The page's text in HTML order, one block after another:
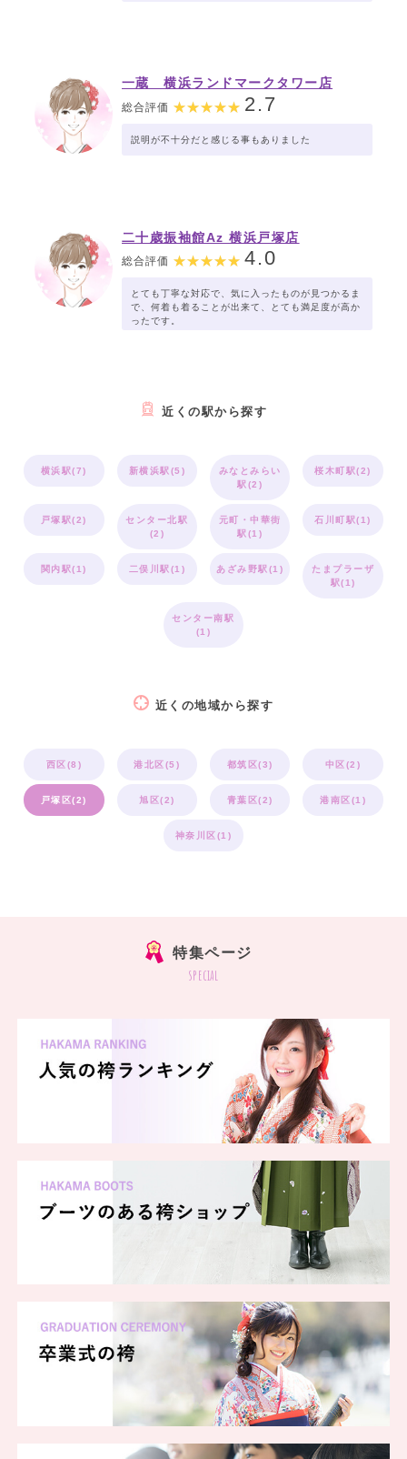
一蔵 横浜ランドマークタワー店
総合評価 2.7
説明が不十分だと感じる事もありました
二十歳振袖館Az 横浜戸塚店
総合評価 4.0
とても丁寧な対応で、気に入ったものが見つかるま
で、何着も着ることが出来て、とても満足度が高か
ったです。
近くの駅から探す
横浜駅(7) 新横浜駅(5)
みなとみらい
駅(2)
桜木町駅(2)
戸塚駅(2)
センター北駅
(2)
元町・中華街
駅(1)
石川町駅(1)
関内駅(1) 二俣川駅(1) あざみ野駅(1)
たまプラーザ
駅(1)
センター南駅
(1)
近くの地域から探す
西区(8) 港北区(5) 都筑区(3) 中区(2)
戸塚区(2) 旭区(2) 青葉区(2) 港南区(1)
神奈川区(1)
特集ページ
special